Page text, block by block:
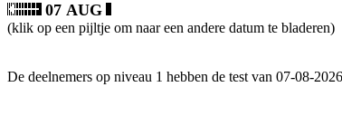
07 AUG
(klik op een pijltje om naar een andere datum te bladeren)
De deelnemers op niveau 1 hebben de test van 07-08-